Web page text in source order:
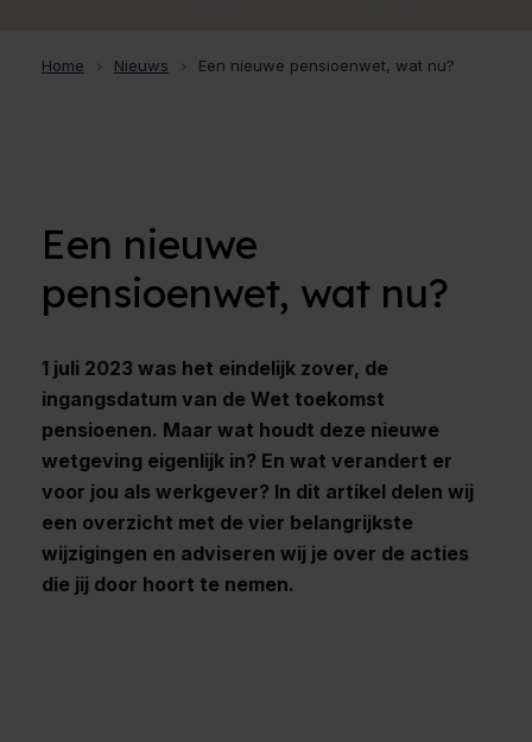
Home Nieuws Een nieuwe pensioenwet, wat nu?
Een nieuwe
pensioenwet, wat nu?
1 juli 2023 was het eindelijk zover, de
ingangsdatum van de Wet toekomst
pensioenen. Maar wat houdt deze nieuwe
wetgeving eigenlijk in? En wat verandert er
voor jou als werkgever? In dit artikel delen wij
een overzicht met de vier belangrijkste
wijzigingen en adviseren wij je over de acties
die jij door hoort te nemen.